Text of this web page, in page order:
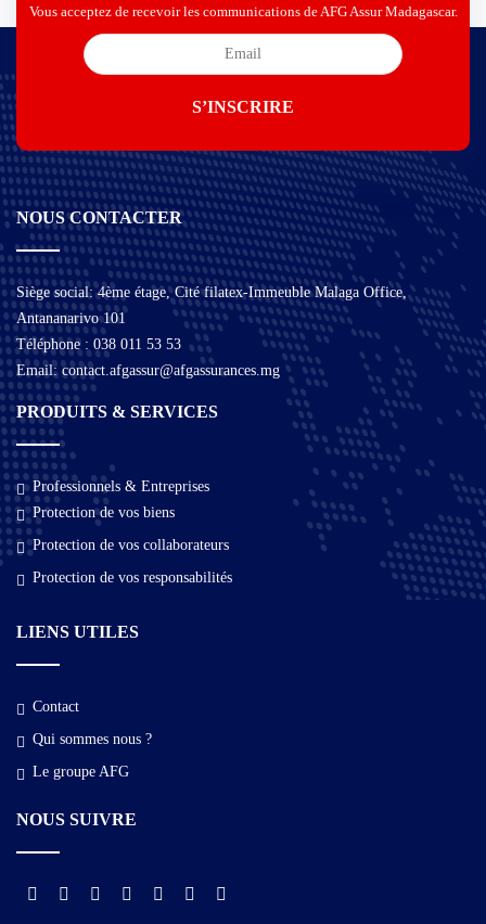
Vous acceptez de recevoir les communications de AFG Assur Madagascar.
NOUS CONTACTER
Siège social: 4ème étage, Cité filatex-Immeuble Malaga Office,
Antananarivo 101
Téléphone : 038 011 53 53
Email: contact.afgassur@afgassurances.mg
PRODUITS & SERVICES
Professionnels & Entreprises
Protection de vos biens
Protection de vos collaborateurs
Protection de vos responsabilités
LIENS UTILES
Contact
Qui sommes nous ?​
Le groupe AFG
NOUS SUIVRE